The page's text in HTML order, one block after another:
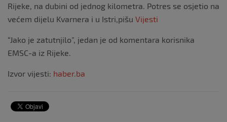
Rijeke, na dubini od jednog kilometra. Potres se osjetio na
većem dijelu Kvarnera i u Istri,pišu Vijesti
“Jako je zatutnjilo”, jedan je od komentara korisnika
EMSC-a iz Rijeke.
Izvor vijesti: haber.ba